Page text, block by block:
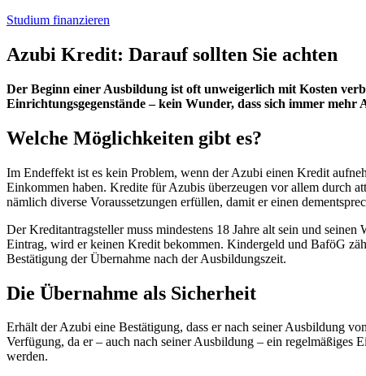
Studium finanzieren
Azubi Kredit: Darauf sollten Sie achten
Der Beginn einer Ausbildung ist oft unweigerlich mit Kosten
Einrichtungsgegenstände – kein Wunder, dass sich immer mehr
Welche Möglichkeiten gibt es?
Im Endeffekt ist es kein Problem, wenn der Azubi einen Kredit
Einkommen haben. Kredite für Azubis überzeugen vor allem durch
nämlich diverse Voraussetzungen erfüllen, damit er einen
Der Kreditantragsteller muss mindestens 18 Jahre alt sein und
Eintrag, wird er keinen Kredit bekommen. Kindergeld und BaföG
Bestätigung der Übernahme nach der Ausbildungszeit.
Die Übernahme als Sicherheit
Erhält der Azubi eine Bestätigung, dass er nach seiner Ausbildung
Verfügung, da er – auch nach seiner Ausbildung – ein
werden.